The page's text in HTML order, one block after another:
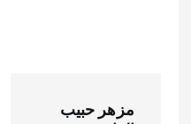
مزهر حبيب